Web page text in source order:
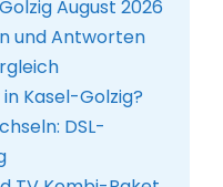
August 2026
und Antworten
Kasel-Golzig?
DSL-